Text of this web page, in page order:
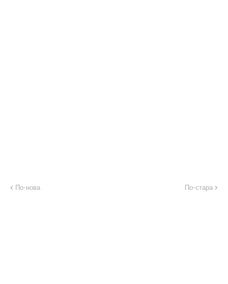
По-нова По-стара